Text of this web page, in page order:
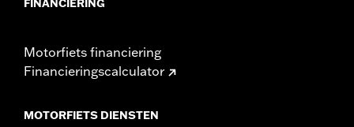
FINANCIERING
Motorfiets financiering
Financieringscalculator
MOTORFIETS DIENSTEN